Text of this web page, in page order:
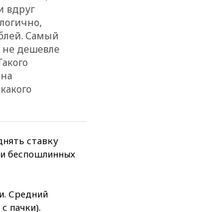
десантно-
дивизию
Путин заслушал
на
направлении
Генпрокуратура
«Аэрофлот»
рейсов в Сочи
чемпионата
с 10-
вдруг
Самый
не дешевле
ставку
беспошлинных
Средний
пачки).